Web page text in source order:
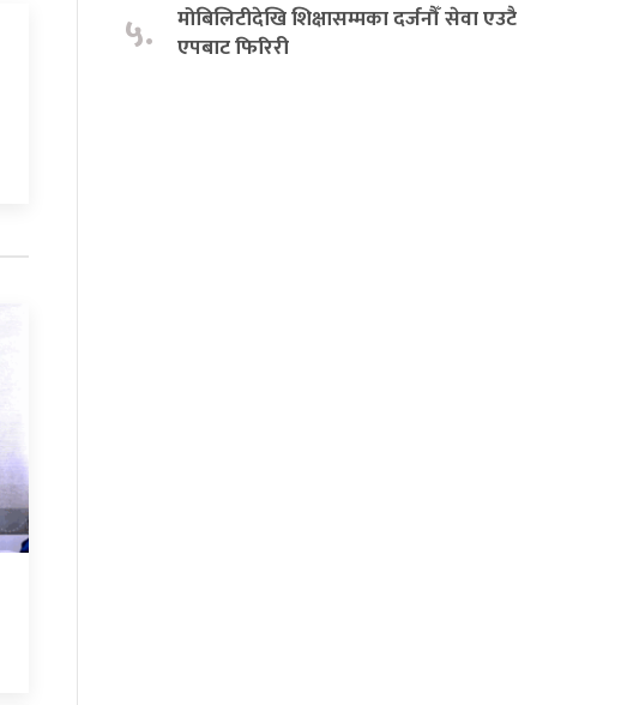
५.
मोबिलिटीदेखि शिक्षासम्मका दर्जनौँ सेवा एउटै
एपबाट फिरिरी